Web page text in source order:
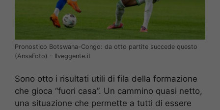
Pronostico Botswana-Congo: da otto partite succede questo
(AnsaFoto) – Ilveggente.it
Sono otto i risultati utili di fila della formazione
che gioca “fuori casa”. Un cammino quasi netto,
una situazione che permette a tutti di essere